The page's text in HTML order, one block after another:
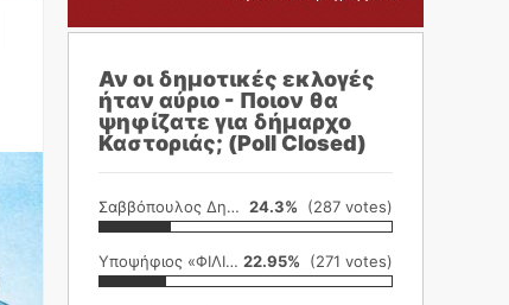
Αν οι δημοτικές εκλογές
ήταν αύριο - Ποιον θα
ψηφίζατε για δήμαρχο
Καστοριάς; (Poll Closed)
Σαββόπουλος Δημήτρης 24.3% (287 votes)
Υποψήφιος «ΦΙΛΙΚΗ ΕΤΑΙΡΕΙΑ» 22.95% (271 votes)